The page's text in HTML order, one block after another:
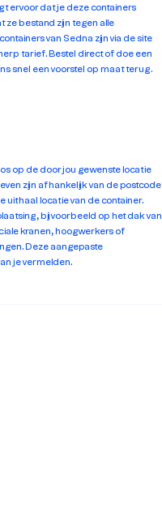
ervoor dat je deze containers
bestand zijn tegen alle
van Sedna zijn via de site
tarief. Bestel direct of doe een
snel een voorstel op maat terug.
op de door jou gewenste locatie
zijn afhankelijk van de postcode
uithaal locatie van de container.
bijvoorbeeld op het dak van
kranen, hoogwerkers of
Deze aangepaste
je vermelden.